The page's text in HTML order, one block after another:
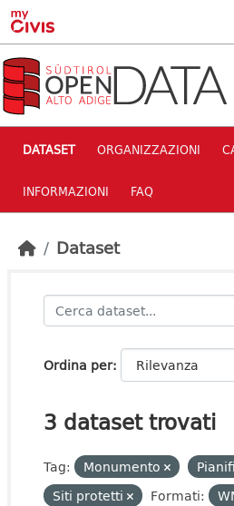
Skip to main content
DATASET ORGANIZZAZIONI
INFORMAZIONI FAQ
Dataset
Ordina per
3 dataset trovati
Tag: Monumento
Siti protetti
Formati: